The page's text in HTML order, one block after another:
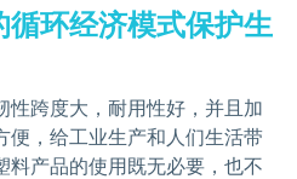
循环经济模式保护生
性跨度大，耐用性好，并且加
便，给工业生产和人们生活带
料产品的使用既无必要，也不